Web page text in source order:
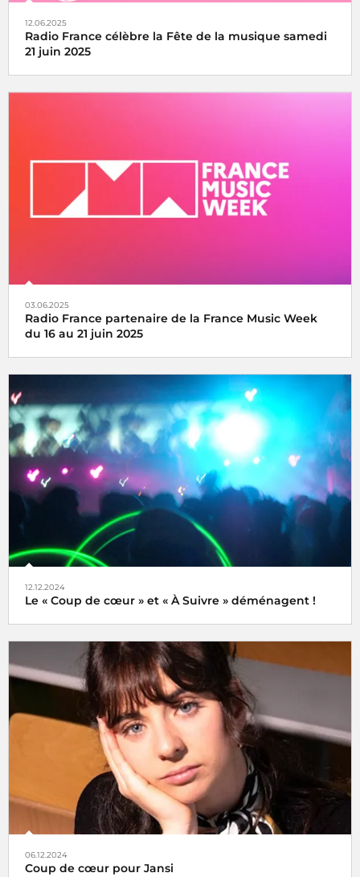
12.06.2025
Radio France célèbre la Fête de la musique samedi
21 juin 2025
03.06.2025
Radio France partenaire de la France Music Week
du 16 au 21 juin 2025
Une semaine internationale dédiée à la musique du 16 au
21 juin 2025
12.12.2024
Le « Coup de cœur » et « À Suivre » déménagent !
Tels des oiseaux migrateurs à partir du lundi 16 décembre
2024 retrouvez nos rubriquesCoup de cœur
non plus ici (sur radiofrance.com) mais là, à savoir sur la
plateforme
06.12.2024
Coup de cœur pour Jansi